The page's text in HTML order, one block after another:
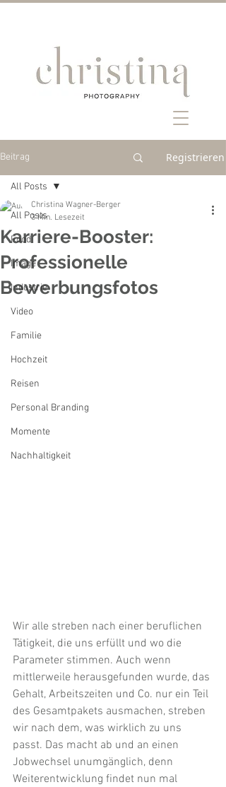
Beitrag Registrieren
All Posts
Food
Image
Industrie
Video
Familie
Hochzeit
Reisen
Personal Branding
Momente
Nachhaltigkeit
All Posts
Karriere-Booster:
Professionelle
Bewerbungsfotos
Christina Wagner-Berger
3 Min. Lesezeit
Wir alle streben nach einer beruflichen
Tätigkeit, die uns erfüllt und wo die
Parameter stimmen. Auch wenn
mittlerweile herausgefunden wurde, das
Gehalt, Arbeitszeiten und Co. nur ein Teil
des Gesamtpakets ausmachen, streben
wir nach dem, was wirklich zu uns
passt. Das macht ab und an einen
Jobwechsel unumgänglich, denn
Weiterentwicklung findet nun mal